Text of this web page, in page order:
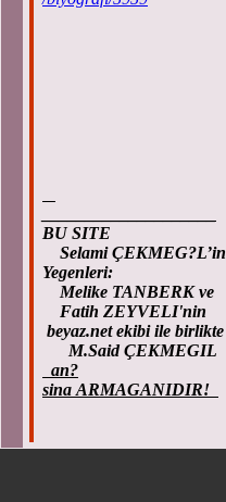
BU SITE
Selami ÇEKMEG?L’in
Yegenleri:
Melike TANBERK ve
Fatih ZEYVELI'nin
beyaz.net ekibi ile birlikte
M.Said ÇEKMEGIL
an?
sina ARMAGANIDIR!